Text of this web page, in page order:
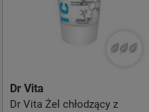
Dr Vita
Dr Vita Żel chłodzący z